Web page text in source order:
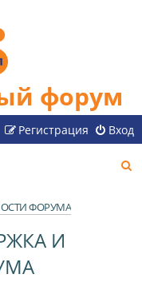
форум
Вход
Регистрация
ФОРУМА
И